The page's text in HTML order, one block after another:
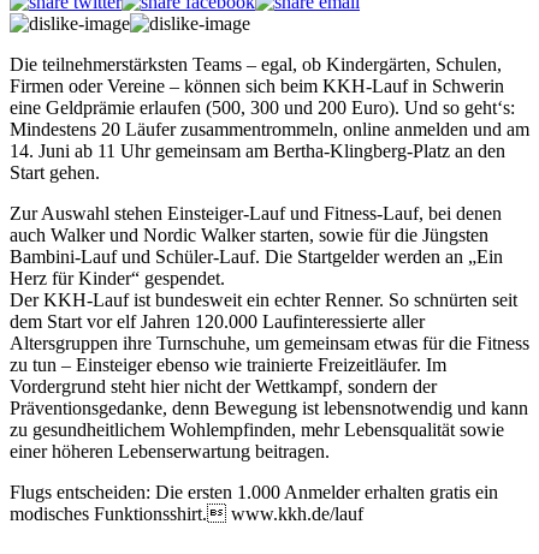
Die teilnehmerstärksten Teams – egal, ob Kindergärten, Schulen,
Firmen oder Vereine – können sich beim KKH-Lauf in Schwerin
eine Geldprämie erlaufen (500, 300 und 200 Euro). Und so geht‘s:
Min­des­tens 20 Läufer zusammentrommeln, online anmelden und am
14. Juni ab 11 Uhr gemeinsam am Bertha-Klingberg-Platz an den
Start gehen.
Zur Auswahl stehen Einsteiger-Lauf und Fitness-Lauf, bei denen
auch Walker und Nordic Walker starten, sowie für die Jüngsten
Bambini-Lauf und Schüler-Lauf. Die Startgelder werden an „Ein
Herz für Kinder“ gespendet.
Der KKH-Lauf ist bundesweit ein echter Renner. So schnürten seit
dem Start vor elf Jahren 120.000 Laufinteressierte aller
Altersgruppen ihre Turnschuhe, um gemeinsam etwas für die Fitness
zu tun – Einsteiger ebenso wie trainierte Freizeitläufer. Im
Vordergrund steht hier nicht der Wettkampf, sondern der
Präventionsgedanke, denn Bewegung ist lebensnotwendig und kann
zu gesundheitlichem Wohlempfinden, mehr Lebensqualität sowie
einer höheren Lebenserwartung beitragen.
Flugs entscheiden: Die ersten 1.000 Anmelder erhalten gratis ein
modisches Funktionsshirt. www.kkh.de/lauf